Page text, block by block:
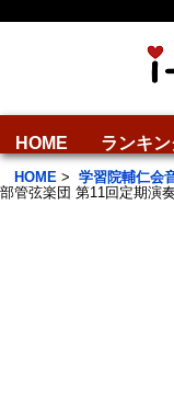
HOME ランキン
HOME > 学習院輔仁会
部管弦楽団 第11回定期演